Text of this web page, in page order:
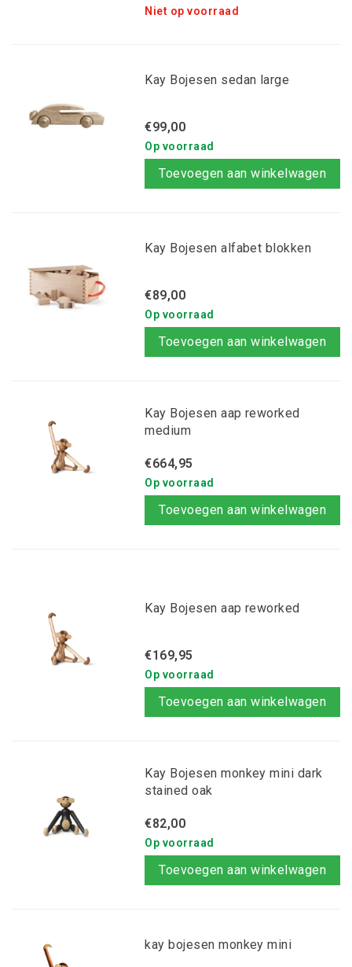
Niet op voorraad
Kay Bojesen sedan large
€99,00
Op voorraad
Toevoegen aan winkelwagen
Kay Bojesen alfabet blokken
€89,00
Op voorraad
Toevoegen aan winkelwagen
Kay Bojesen aap reworked
medium
€664,95
Op voorraad
Toevoegen aan winkelwagen
Kay Bojesen aap reworked
€169,95
Op voorraad
Toevoegen aan winkelwagen
Kay Bojesen monkey mini dark
stained oak
€82,00
Op voorraad
Toevoegen aan winkelwagen
kay bojesen monkey mini